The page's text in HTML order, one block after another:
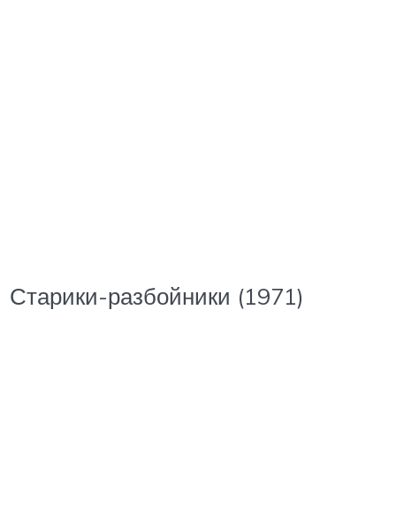
Старики-разбойники (1971)